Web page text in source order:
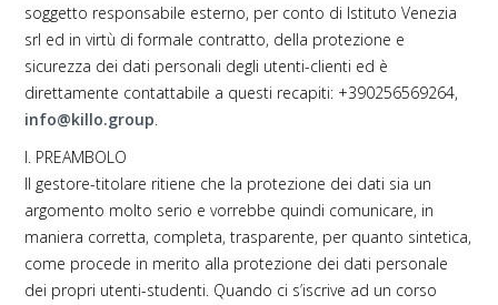
soggetto responsabile esterno, per conto di Istituto Venezia
srl ed in virtù di formale contratto, della protezione e
sicurezza dei dati personali degli utenti-clienti ed è
direttamente contattabile a questi recapiti: +390256569264,
info@killo.group.
I. PREAMBOLO
Il gestore-titolare ritiene che la protezione dei dati sia un
argomento molto serio e vorrebbe quindi comunicare, in
maniera corretta, completa, trasparente, per quanto sintetica,
come procede in merito alla protezione dei dati personale
dei propri utenti-studenti. Quando ci s’iscrive ad un corso